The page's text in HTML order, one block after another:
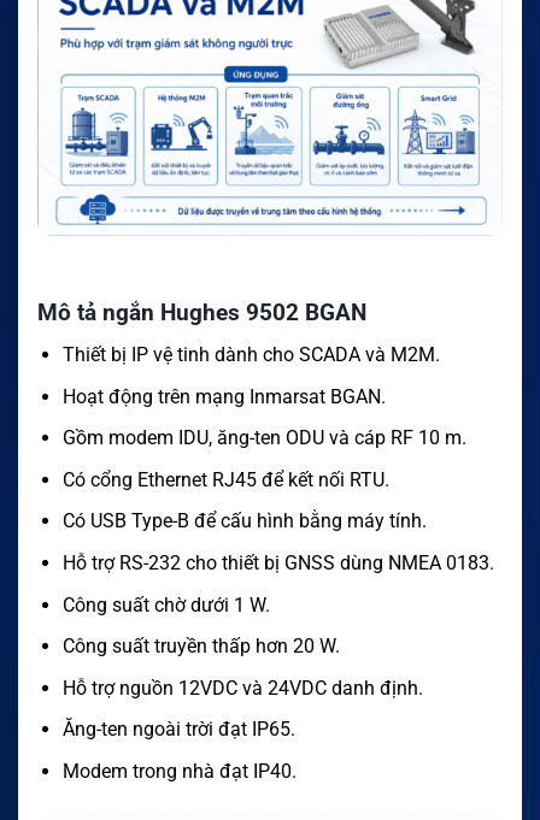
Mô tả ngắn Hughes 9502 BGAN
Thiết bị IP vệ tinh dành cho SCADA và M2M.
Hoạt động trên mạng Inmarsat BGAN.
Gồm modem IDU, ăng-ten ODU và cáp RF 10 m.
Có cổng Ethernet RJ45 để kết nối RTU.
Có USB Type-B để cấu hình bằng máy tính.
Hỗ trợ RS-232 cho thiết bị GNSS dùng NMEA 0183.
Công suất chờ dưới 1 W.
Công suất truyền thấp hơn 20 W.
Hỗ trợ nguồn 12VDC và 24VDC danh định.
Ăng-ten ngoài trời đạt IP65.
Modem trong nhà đạt IP40.